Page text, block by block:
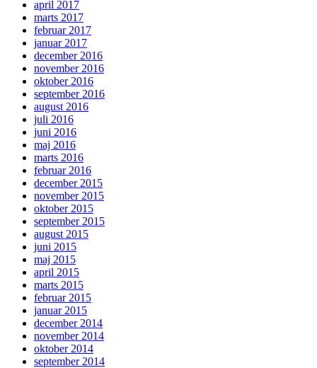
april 2017
marts 2017
februar 2017
januar 2017
december 2016
november 2016
oktober 2016
september 2016
august 2016
juli 2016
juni 2016
maj 2016
marts 2016
februar 2016
december 2015
november 2015
oktober 2015
september 2015
august 2015
juni 2015
maj 2015
april 2015
marts 2015
februar 2015
januar 2015
december 2014
november 2014
oktober 2014
september 2014